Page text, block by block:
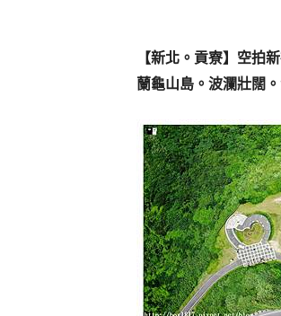
【新北。貢寮】空拍
蘭龜山島。波瀾壯闊